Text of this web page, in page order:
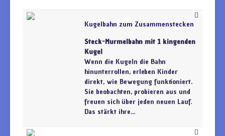
Kugelbahn zum Zusammenstecken
Steck-Murmelbahn mit 1 kingenden
Kugel
Wenn die Kugeln die Bahn
hinunterrollen, erleben Kinder
direkt, wie Bewegung funktioniert.
Sie beobachten, probieren aus und
freuen sich über jeden neuen Lauf.
Das stärkt ihre...